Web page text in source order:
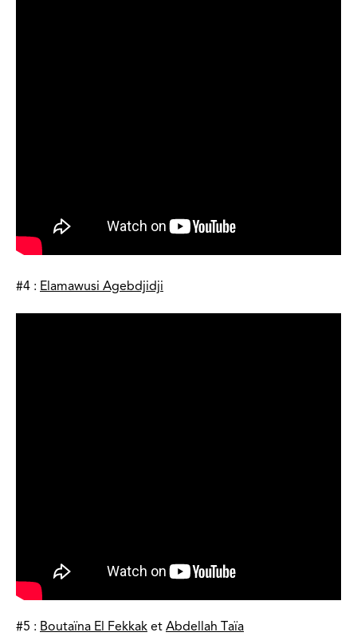
#4 : Elamawusi Agebdjidji
#5 : Boutaïna El Fekkak et Abdellah Taïa